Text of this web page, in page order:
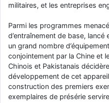
un peu mieux
par terre
jericho: Ah ben je peux te
d9pouces: Désolé ! Mon filtrage
manifestement
tout voir
militaires, et les entreprises
Parmi les programmes
d’entraînement de base,
un grand nombre
conjointement par la Chine et
Chinois et Pakistanais
développement de cet
construction des premiers
exemplaires de présérie